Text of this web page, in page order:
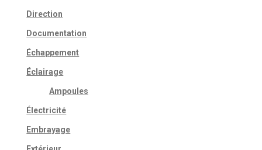
Direction
Documentation
Échappement
Éclairage
Ampoules
Électricité
Embrayage